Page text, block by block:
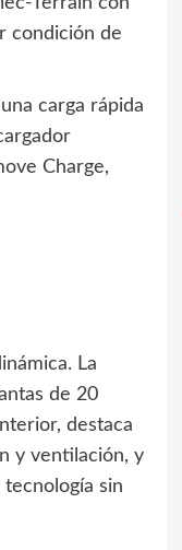
condición de
carga rápida
Charge,
La
de 20
destaca
y ventilación, y
sin